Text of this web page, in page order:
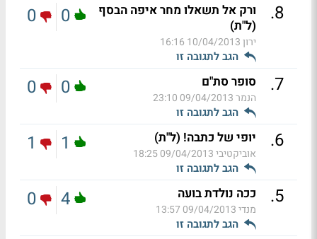
8
.
ורק אל תשאלו מחר איפה הבסף
(ל"ת)
ירון10/04/2013 16:16
הגב לתגובה זו
0
0
7
. סופר סת"ם
הנמר09/04/2013 23:10
הגב לתגובה זו
0
0
6
. יופי של כתבה! (ל"ת)
אוביקטיבי09/04/2013 18:25
הגב לתגובה זו
1
1
5
. ככה נולדת בועה
מנדי09/04/2013 13:57
הגב לתגובה זו
4
0